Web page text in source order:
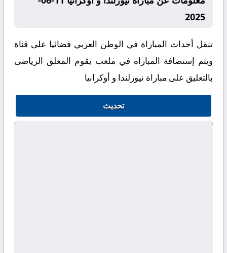
2025
تنقل أحداث المباراة في الوطن العربي فضائيا على قناة
ويتم إستضافة المباراه في ملعب يقوم المعلق الرياضى
بالتعليق على مباراة نيوزلندا و أوكرانيا
تحديث